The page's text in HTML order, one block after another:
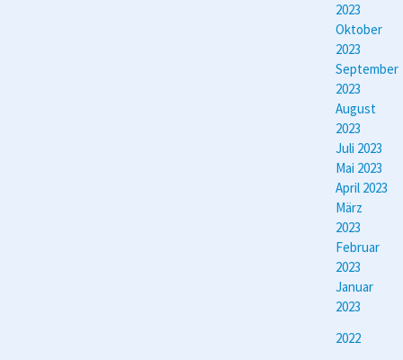
2023
Oktober
2023
September
2023
August
2023
Juli 2023
Mai 2023
April 2023
März
2023
Februar
2023
Januar
2023
2022